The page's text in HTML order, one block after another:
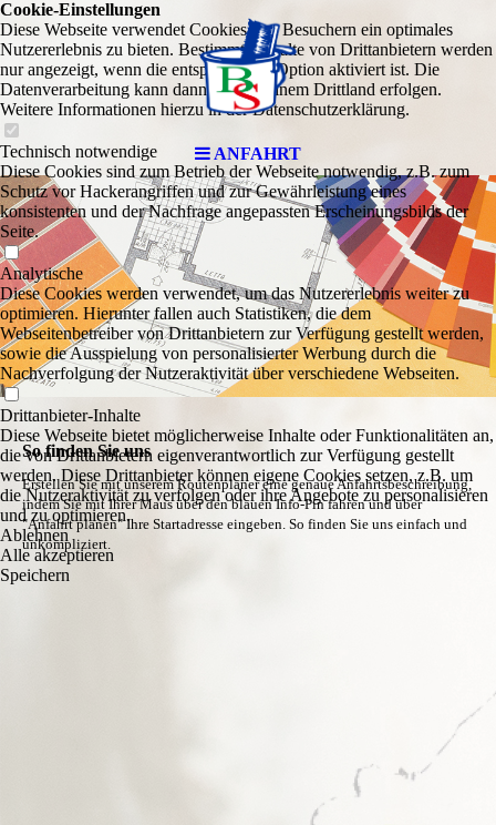
ANFAHRT
So finden Sie uns
Erstellen Sie mit unserem Routenplaner eine genaue Anfahrtsbeschreibung,
indem Sie mit Ihrer Maus über den blauen Info-Pin fahren und über
"Anfahrt planen" Ihre Startadresse eingeben. So finden Sie uns einfach und
unkompliziert.
Cookie-Einstellungen
Diese Webseite verwendet Cookies, um Besuchern ein optimales
Nutzererlebnis zu bieten. Bestimmte Inhalte von Drittanbietern werden
nur angezeigt, wenn die entsprechende Option aktiviert ist. Die
Datenverarbeitung kann dann auch in einem Drittland erfolgen.
Weitere Informationen hierzu in der Datenschutzerklärung.
Technisch notwendige
Diese Cookies sind zum Betrieb der Webseite notwendig, z.B. zum
Schutz vor Hackerangriffen und zur Gewährleistung eines
konsistenten und der Nachfrage angepassten Erscheinungsbilds der
Seite.
Analytische
Diese Cookies werden verwendet, um das Nutzererlebnis weiter zu
optimieren. Hierunter fallen auch Statistiken, die dem
Webseitenbetreiber von Drittanbietern zur Verfügung gestellt werden,
sowie die Ausspielung von personalisierter Werbung durch die
Nachverfolgung der Nutzeraktivität über verschiedene Webseiten.
Drittanbieter-Inhalte
Diese Webseite bietet möglicherweise Inhalte oder Funktionalitäten an,
die von Drittanbietern eigenverantwortlich zur Verfügung gestellt
werden. Diese Drittanbieter können eigene Cookies setzen, z.B. um
die Nutzeraktivität zu verfolgen oder ihre Angebote zu personalisieren
und zu optimieren.
Ablehnen
Alle akzeptieren
Speichern